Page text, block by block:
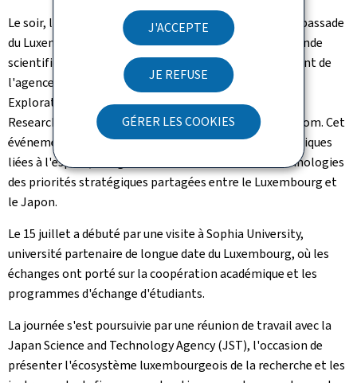
J'ACCEPTE
JE REFUSE
GÉRER LES COOKIES
Le soir, la ministre a participé à un dîner officiel à l'ambassade
du Luxembourg, rassemblant des personnalités du monde
scientifique et technologique japonais, dont le président de
l'agence spatiale japonaise JAXA (Japan Aerospace
Exploration Agency), des chercheurs de Fujitsu et IBM
Research ainsi que des professeurs d'universités de renom. Cet
événement a été l'occasion d'échanger sur des thématiques
liées à l'espace, la digitalisation et les nouvelles technologies
des priorités stratégiques partagées entre le Luxembourg et
le Japon.
Le 15 juillet a débuté par une visite à Sophia University,
université partenaire de longue date du Luxembourg, où les
échanges ont porté sur la coopération académique et les
programmes d'échange d'étudiants.
La journée s'est poursuivie par une réunion de travail avec la
Japan Science and Technology Agency (JST), l'occasion de
présenter l'écosystème luxembourgeois de la recherche et les